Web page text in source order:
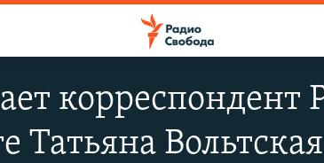
корреспондент
Татьяна Вольтская